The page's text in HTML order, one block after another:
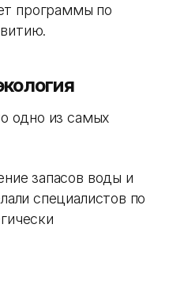
программы по
одно из самых
запасов воды и
специалистов по